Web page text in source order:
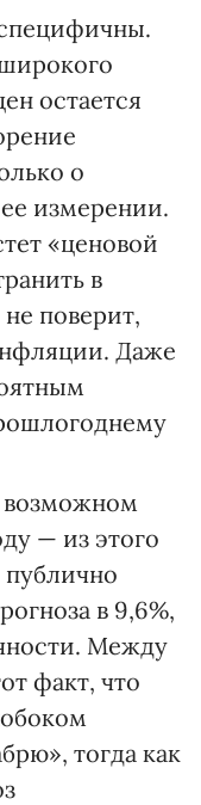
остается
о
измерении.
«ценовой
в
поверит,
Даже
возможном
— из этого
публично
в 9,6%,
Между
факт, что
тогда как